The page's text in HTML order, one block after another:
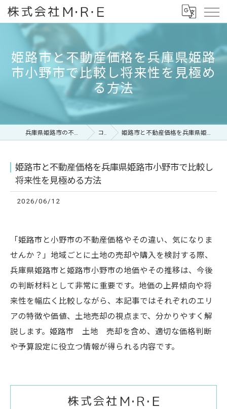
姫路市と不動産価格を兵庫県姫路
市小野市で比較し将来性を見極め
る方法
兵庫県姫路市の不動産なら株式会社M・R・E コラム 姫路市と不動産価格を兵庫県姫路市小野市で比較し将来性を見極める方法
姫路市と不動産価格を兵庫県姫路市小野市で比較し
将来性を見極める方法
2026/06/12
「姫路市と小野市の不動産価格やその違い、気になりま
せんか？」地域ごとに土地の売却や購入を検討する際、
兵庫県姫路市と姫路市小野市の地価やその推移は、今後
の判断材料として非常に重要です。地価の上昇傾向や将
来性を幅広く比較しながら、本記事ではそれぞれのエリ
アの特徴や価値、土地売却の視点まで、分かりやすく解
説します。姫路市 土地 売却を含め、適切な価格判断
や予算設定に役立つ情報が得られる内容です。